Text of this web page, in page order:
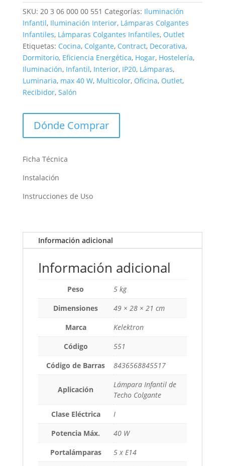
SKU: 20 3 06 000 00 551 Categorías: Iluminación
Infantil, Iluminación Interior, Lámparas Colgantes
Infantiles, Lámparas Colgantes Infantiles, Outlet
Etiquetas: Cocina, Colgante, Contract, Decorativa,
Dormitorio, Eficiencia Energética, Hogar, Hostelería,
Iluminación, Infantil, Interior, IP20, Lámparas,
Luminaria, max 40 W, Multicolor, Oficina, Outlet,
Recibidor, Salón
Dónde Comprar
Ficha Técnica
Instalación
Instrucciones de Uso
Información adicional
Información adicional
Peso
5 kg
Dimensiones
49 × 28 × 21 cm
Marca
Kelektron
Código
551
Código de Barras
8436568845517
Aplicación
Lámpara Infantil de
Techo Colgante
Clase Eléctrica
I
Potencia Máx.
40 W
Portalámparas
5 x E14